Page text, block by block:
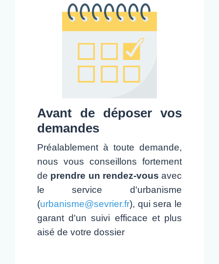
Avant de déposer vos
demandes
Préalablement à toute demande,
nous vous conseillons fortement
de prendre un rendez-vous avec
le service d'urbanisme
(urbanisme@sevrier.fr), qui sera le
garant d'un suivi efficace et plus
aisé de votre dossier